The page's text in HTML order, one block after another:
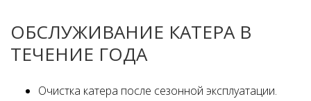
ОБСЛУЖИВАНИЕ КАТЕРА В
ТЕЧЕНИЕ ГОДА
Очистка катера после сезонной эксплуатации.